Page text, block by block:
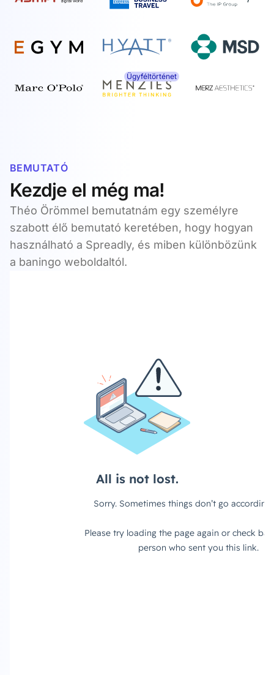
Ügyféltörténet
BEMUTATÓ
Kezdje el még ma!
Théo Örömmel bemutatnám egy személyre
szabott élő bemutató keretében, hogy hogyan
használható a Spreadly, és miben különbözünk
a baningo weboldaltól.